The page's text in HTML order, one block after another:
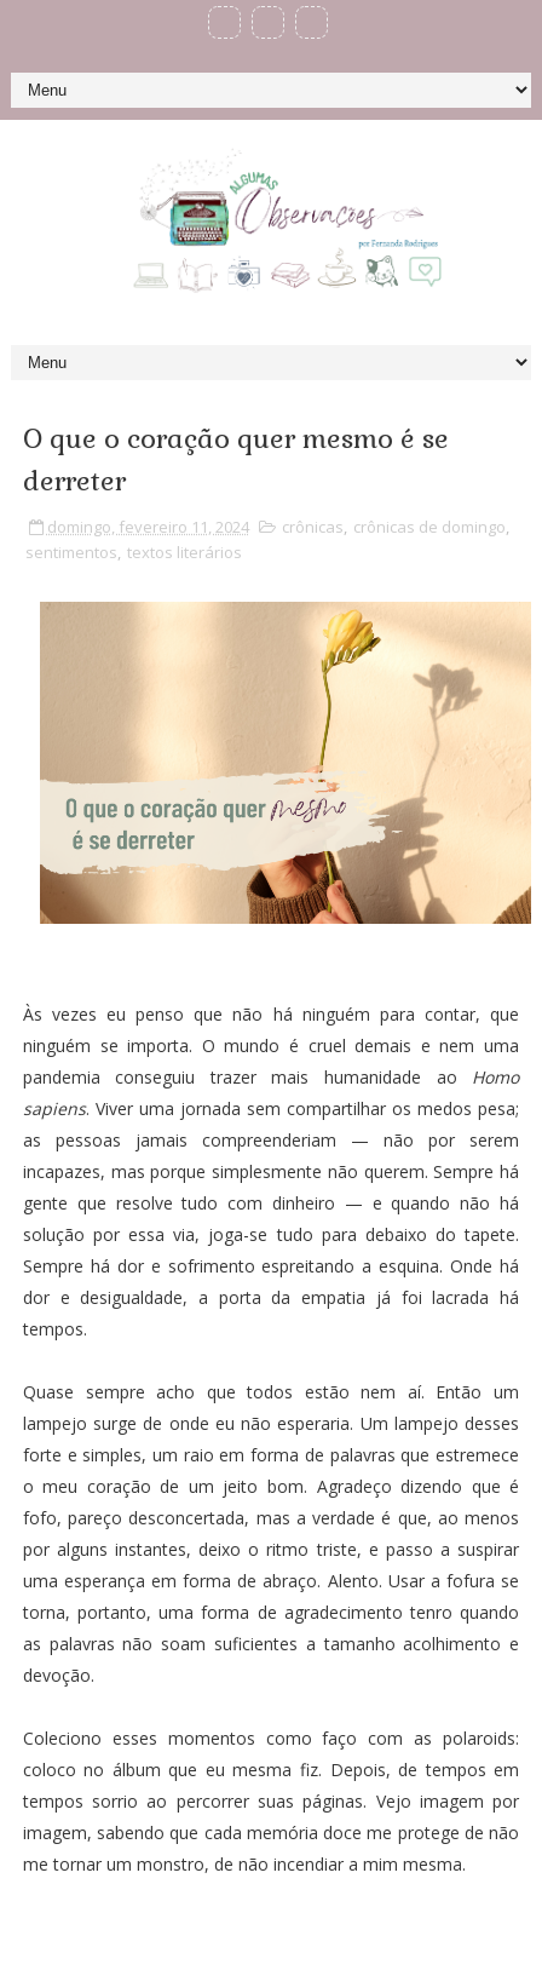
O que o coração quer mesmo é se
derreter
domingo, fevereiro 11, 2024 crônicas, crônicas de domingo,
sentimentos, textos literários
Às vezes eu penso que não há ninguém para contar, que
ninguém se importa. O mundo é cruel demais e nem uma
pandemia conseguiu trazer mais humanidade ao Homo
sapiens. Viver uma jornada sem compartilhar os medos pesa;
as pessoas jamais compreenderiam — não por serem
incapazes, mas porque simplesmente não querem. Sempre há
gente que resolve tudo com dinheiro — e quando não há
solução por essa via, joga-se tudo para debaixo do tapete.
Sempre há dor e sofrimento espreitando a esquina. Onde há
dor e desigualdade, a porta da empatia já foi lacrada há
tempos.
Quase sempre acho que todos estão nem aí. Então um
lampejo surge de onde eu não esperaria. Um lampejo desses
forte e simples, um raio em forma de palavras que estremece
o meu coração de um jeito bom. Agradeço dizendo que é
fofo, pareço desconcertada, mas a verdade é que, ao menos
por alguns instantes, deixo o ritmo triste, e passo a suspirar
uma esperança em forma de abraço. Alento. Usar a fofura se
torna, portanto, uma forma de agradecimento tenro quando
as palavras não soam suficientes a tamanho acolhimento e
devoção.
Coleciono esses momentos como faço com as polaroids:
coloco no álbum que eu mesma fiz. Depois, de tempos em
tempos sorrio ao percorrer suas páginas. Vejo imagem por
imagem, sabendo que cada memória doce me protege de não
me tornar um monstro, de não incendiar a mim mesma.